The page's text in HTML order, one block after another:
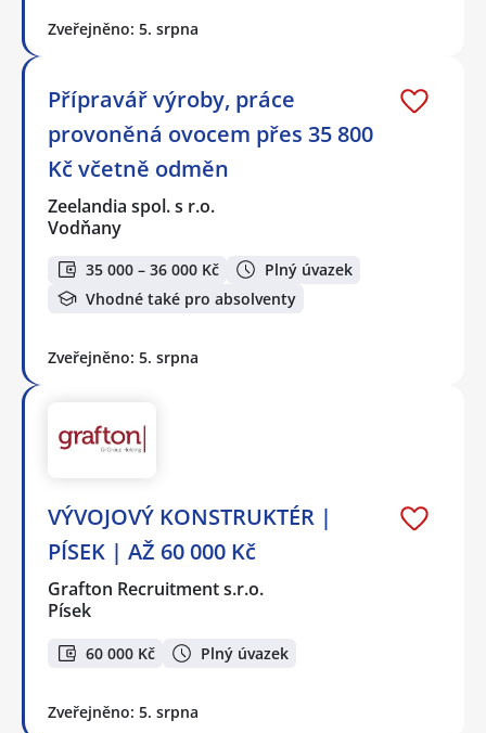
Zveřejněno: 5. srpna
Přípravář výroby, práce
provoněná ovocem přes 35 800
Kč včetně odměn
Zeelandia spol. s r.o.
Vodňany
35 000 – 36 000 Kč
Plný úvazek
Vhodné také pro absolventy
Zveřejněno: 5. srpna
VÝVOJOVÝ KONSTRUKTÉR |
PÍSEK | AŽ 60 000 Kč
Grafton Recruitment s.r.o.
Písek
60 000 Kč Plný úvazek
Zveřejněno: 5. srpna